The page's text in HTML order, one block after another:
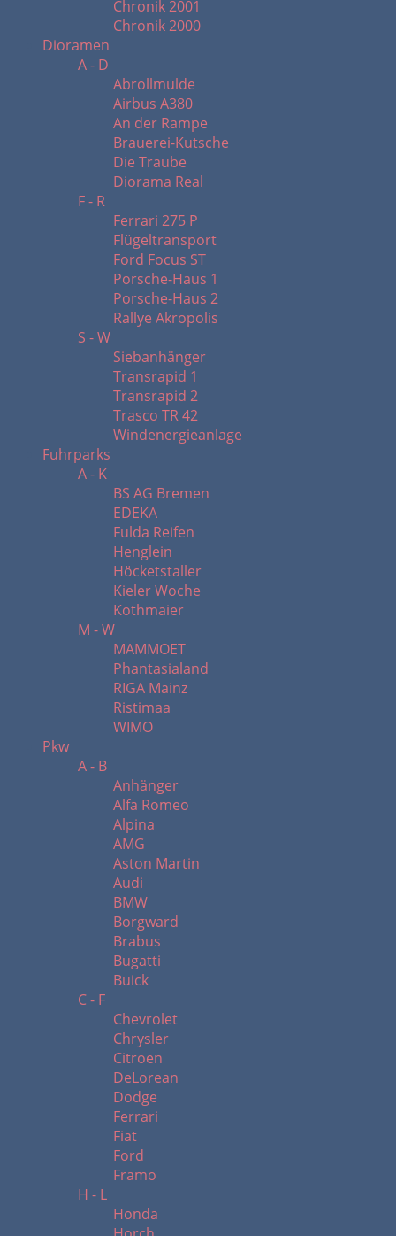
Chronik 2001
Chronik 2000
Dioramen
A - D
Abrollmulde
Airbus A380
An der Rampe
Brauerei-Kutsche
Die Traube
Diorama Real
F - R
Ferrari 275 P
Flügeltransport
Ford Focus ST
Porsche-Haus 1
Porsche-Haus 2
Rallye Akropolis
S - W
Siebanhänger
Transrapid 1
Transrapid 2
Trasco TR 42
Windenergieanlage
Fuhrparks
A - K
BS AG Bremen
EDEKA
Fulda Reifen
Henglein
Höcketstaller
Kieler Woche
Kothmaier
M - W
MAMMOET
Phantasialand
RIGA Mainz
Ristimaa
WIMO
Pkw
A - B
Anhänger
Alfa Romeo
Alpina
AMG
Aston Martin
Audi
BMW
Borgward
Brabus
Bugatti
Buick
C - F
Chevrolet
Chrysler
Citroen
DeLorean
Dodge
Ferrari
Fiat
Ford
Framo
H - L
Honda